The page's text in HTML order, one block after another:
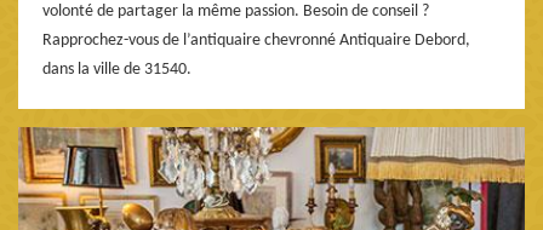
volonté de partager la même passion. Besoin de conseil ?
Rapprochez-vous de l’antiquaire chevronné Antiquaire Debord,
dans la ville de 31540.